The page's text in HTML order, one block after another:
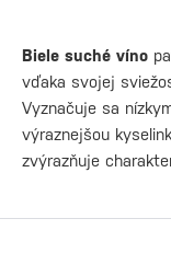
Biele suché víno
vďaka svojej
Vyznačuje sa
výraznejšou
zvýrazňuje